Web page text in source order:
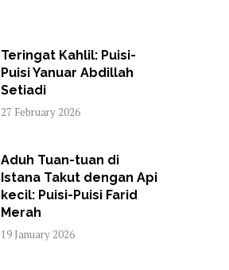
Teringat Kahlil: Puisi-
Puisi Yanuar Abdillah
Setiadi
27 February 2026
Aduh Tuan-tuan di
Istana Takut dengan Api
kecil: Puisi-Puisi Farid
Merah
19 January 2026